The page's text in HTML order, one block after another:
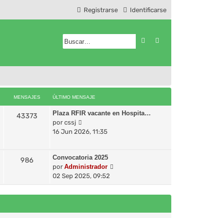
Identificarse
Registrarse
Buscar
MENSAJES ÚLTIMO MENSAJE
43373
Plaza RFIR vacante en Hospita…
por cssj
e
l
t
i
m
o
e
16 Jun 2026, 11:35
986
Convocatoria 2025
por Administrador
r
ú
t
02 Sep 2025, 09:52